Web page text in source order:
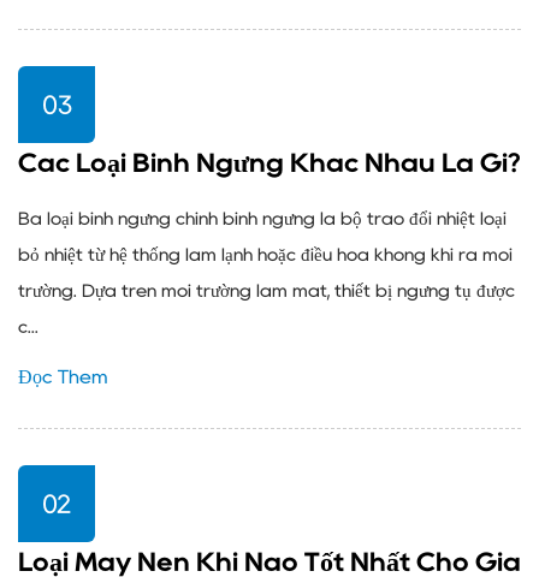
03
Các Loại Bình Ngưng Khác Nhau Là Gì?
Ba loại bình ngưng chính bình ngưng là bộ trao đổi nhiệt loại
bỏ nhiệt từ hệ thống làm lạnh hoặc điều hòa không khí ra môi
trường. Dựa trên môi trường làm mát, thiết bị ngưng tụ được
c...
Đọc Thêm
02
Loại Máy Nén Khí Nào Tốt Nhất Cho Gia